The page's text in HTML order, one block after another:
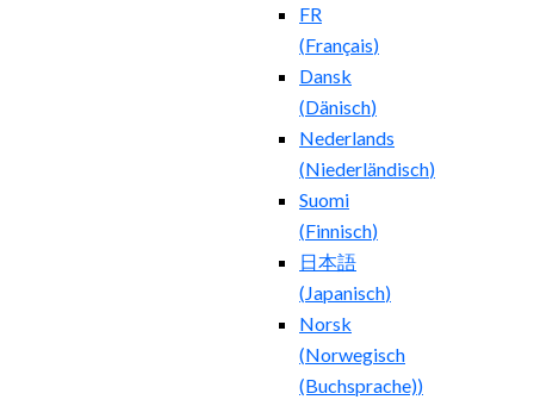
FR
(Français)
Dansk
(Dänisch)
Nederlands
(Niederländisch)
Suomi
(Finnisch)
日本語
(Japanisch)
Norsk
(Norwegisch
(Buchsprache))